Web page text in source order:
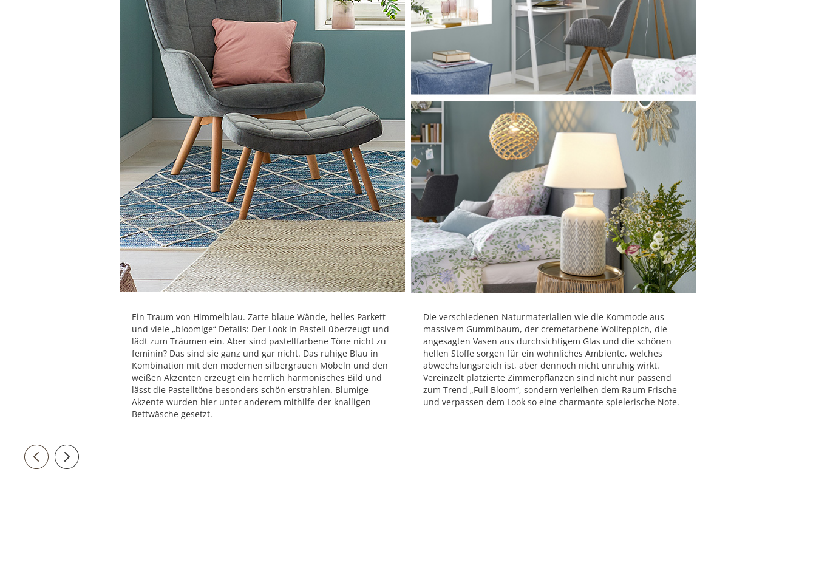
Ein Traum von Himmelblau. Zarte blaue Wände, helles Parkett
und viele „bloomige“ Details: Der Look in Pastell überzeugt und
lädt zum Träumen ein. Aber sind pastellfarbene Töne nicht zu
feminin? Das sind sie ganz und gar nicht. Das ruhige Blau in
Kombination mit den modernen silbergrauen Möbeln und den
weißen Akzenten erzeugt ein herrlich harmonisches Bild und
lässt die Pastelltöne besonders schön erstrahlen. Blumige
Akzente wurden hier unter anderem mithilfe der knalligen
Bettwäsche gesetzt.
Die verschiedenen Naturmaterialien wie die Kommode aus
massivem Gummibaum, der cremefarbene Wollteppich, die
angesagten Vasen aus durchsichtigem Glas und die schönen
hellen Stoffe sorgen für ein wohnliches Ambiente, welches
abwechslungsreich ist, aber dennoch nicht unruhig wirkt.
Vereinzelt platzierte Zimmerpflanzen sind nicht nur passend
zum Trend „Full Bloom“, sondern verleihen dem Raum Frische
und verpassen dem Look so eine charmante spielerische Note.
sliderControl.back.btn
sliderControl.forward.btn